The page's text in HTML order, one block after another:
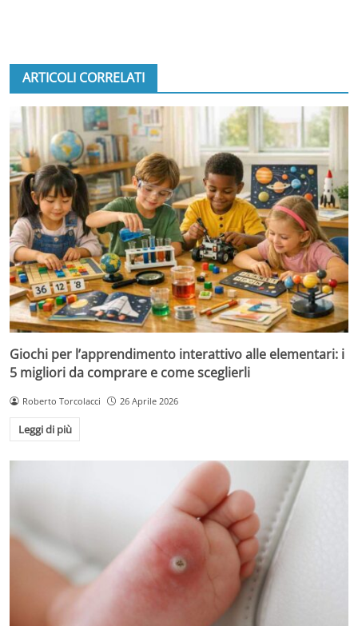
ARTICOLI CORRELATI
Giochi per l’apprendimento interattivo alle elementari: i
5 migliori da comprare e come sceglierli
Roberto Torcolacci 26 Aprile 2026
Leggi di più